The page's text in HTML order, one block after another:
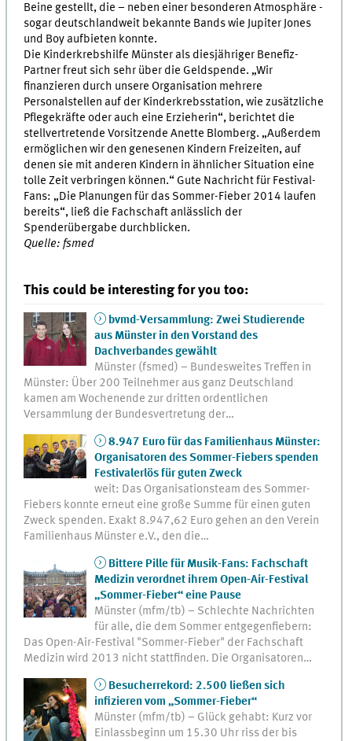
Beine gestellt, die – neben einer besonderen Atmosphäre -
sogar deutschlandweit bekannte Bands wie Jupiter Jones
und Boy aufbieten konnte.
Die Kinderkrebshilfe Münster als diesjähriger Benefiz-
Partner freut sich sehr über die Geldspende. „Wir
finanzieren durch unsere Organisation mehrere
Personalstellen auf der Kinderkrebsstation, wie zusätzliche
Pflegekräfte oder auch eine Erzieherin“, berichtet die
stellvertretende Vorsitzende Anette Blomberg. „Außerdem
ermöglichen wir den genesenen Kindern Freizeiten, auf
denen sie mit anderen Kindern in ähnlicher Situation eine
tolle Zeit verbringen können.“ Gute Nachricht für Festival-
Fans: „Die Planungen für das Sommer-Fieber 2014 laufen
bereits“, ließ die Fachschaft anlässlich der
Spenderübergabe durchblicken.
Quelle: fsmed
This could be interesting for you too:
bvmd-Versammlung: Zwei Studierende
aus Münster in den Vorstand des
Dachverbandes gewählt
Münster (fsmed) – Bundesweites Treffen in
Münster: Über 200 Teilnehmer aus ganz Deutschland
kamen am Wochenende zur dritten ordentlichen
Versammlung der Bundesvertretung der…
8.947 Euro für das Familienhaus Münster:
Organisatoren des Sommer-Fiebers spenden
Festivalerlös für guten Zweck
weit: Das Organisationsteam des Sommer-
Fiebers konnte erneut eine große Summe für einen guten
Zweck spenden. Exakt 8.947,62 Euro gehen an den Verein
Familienhaus Münster e.V., den die…
Bittere Pille für Musik-Fans: Fachschaft
Medizin verordnet ihrem Open-Air-Festival
„Sommer-Fieber“ eine Pause
Münster (mfm/tb) – Schlechte Nachrichten
für alle, die dem Sommer entgegenfiebern:
Das Open-Air-Festival "Sommer-Fieber" der Fachschaft
Medizin wird 2013 nicht stattfinden. Die Organisatoren…
Besucherrekord: 2.500 ließen sich
infizieren vom „Sommer-Fieber“
Münster (mfm/tb) – Glück gehabt: Kurz vor
Einlassbeginn um 15.30 Uhr riss der bis